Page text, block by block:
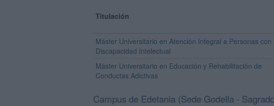
Titulación
Máster Universitario en Atención Integral a Personas con
Discapacidad Intelectual
Máster Universitario en Educación y Rehabilitación de
Conductas Adictivas
Campus de Edetania (Sede Godella -